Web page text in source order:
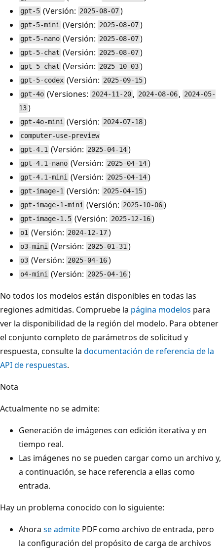
gpt-5 (Versión: 2025-08-07)
gpt-5-mini (Versión: 2025-08-07)
gpt-5-nano (Versión: 2025-08-07)
gpt-5-chat (Versión: 2025-08-07)
gpt-5-chat (Versión: 2025-10-03)
gpt-5-codex (Versión: 2025-09-15)
gpt-4o (Versiones: 2024-11-20 , 2024-08-06 , 2024-05-
13)
gpt-4o-mini (Versión: 2024-07-18)
computer-use-preview
gpt-4.1 (Versión: 2025-04-14)
gpt-4.1-nano (Versión: 2025-04-14)
gpt-4.1-mini (Versión: 2025-04-14)
gpt-image-1 (Versión: 2025-04-15)
gpt-image-1-mini (Versión: 2025-10-06)
gpt-image-1.5 (Versión: 2025-12-16)
o1 (Versión: 2024-12-17)
o3-mini (Versión: 2025-01-31)
o3 (Versión: 2025-04-16)
o4-mini (Versión: 2025-04-16)
No todos los modelos están disponibles en todas las
regiones admitidas. Compruebe la página modelos para
ver la disponibilidad de la región del modelo. Para obtener
el conjunto completo de parámetros de solicitud y
respuesta, consulte la documentación de referencia de la
API de respuestas.
Nota
Actualmente no se admite:
Generación de imágenes con edición iterativa y en
tiempo real.
Las imágenes no se pueden cargar como un archivo y,
a continuación, se hace referencia a ellas como
entrada.
Hay un problema conocido con lo siguiente:
Ahora se admite PDF como archivo de entrada, pero
la configuración del propósito de carga de archivos